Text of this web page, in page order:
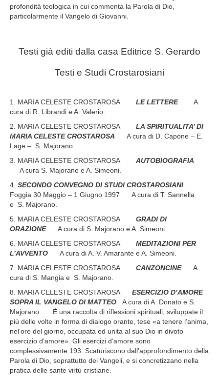
profondità teologica in cui commenta la Parola di Dio,
particolarmente il Vangelo di Giovanni.
Testi già editi dalla casa Editrice S. Gerardo
Testi e Studi Crostarosiani
1. MARIA CELESTE CROSTAROSA LE LETTERE
A
cura di R. Librandi e A. Valerio.
2. MARIA CELESTE CROSTAROSA LA SPIRITUALITA’DI
MARIA CELESTE CROSTAROSA A cura di D. Capone – E.
Lage – S. Majorano.
3. MARIA CELESTE CROSTAROSA AUTOBIOGRAFIA
A cura S. Majorano e A. Simeoni.
4. SECONDO CONVEGNO DI STUDI CROSTAROSIANI
Foggia 30 Maggio – 1 Giugno 1997
A cura di T. Sannella
e S. Majorano.
5. MARIA CELESTE CROSTAROSA GRADI DI
ORAZIONE
A cura di S. Majorano e A. Simeoni.
6. MARIA CELESTE CROSTAROSA MEDITAZIONI PER
L’AVVENTO
A cura di A. V. Amarante e A. Simeoni.
7. MARIA CELESTE CROSTAROSA CANZONCINE
A
cura di S. Mangia e S. Majorano.
8. MARIA CELESTE CROSTAROSA ESERCIZIO D’AMORE
SOPRA IL VANGELO DI MATTEO
A cura di A. Donato e S.
Majorano. È una raccolta di riflessioni spirituali, sviluppate il
più delle volte in forma di dialogo orante, tese «a tenere l’anima,
nel’ore del giorno, occupata ed unita al suo Dio in divoto
esercizio d’amore». Gli esercizi d’amore sono
complessivamente 193. Scaturiscono dall’approfondimento della
Parola di Dio, soprattutto dei Vangeli, e si concretizzano nella
pratica delle sante virtù cristiane.